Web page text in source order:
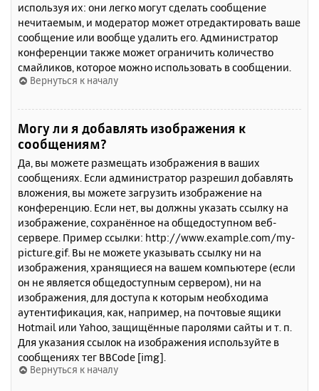
используя их: они легко могут сделать сообщение
нечитаемым, и модератор может отредактировать ваше
сообщение или вообще удалить его. Администратор
конференции также может ограничить количество
смайликов, которое можно использовать в сообщении.
Вернуться к началу
Могу ли я добавлять изображения к
сообщениям?
Да, вы можете размещать изображения в ваших
сообщениях. Если администратор разрешил добавлять
вложения, вы можете загрузить изображение на
конференцию. Если нет, вы должны указать ссылку на
изображение, сохранённое на общедоступном веб-
сервере. Пример ссылки: http://www.example.com/my-
picture.gif. Вы не можете указывать ссылку ни на
изображения, хранящиеся на вашем компьютере (если
он не является общедоступным сервером), ни на
изображения, для доступа к которым необходима
аутентификация, как, например, на почтовые ящики
Hotmail или Yahoo, защищённые паролями сайты и т. п.
Для указания ссылок на изображения используйте в
сообщениях тег BBCode [img].
Вернуться к началу